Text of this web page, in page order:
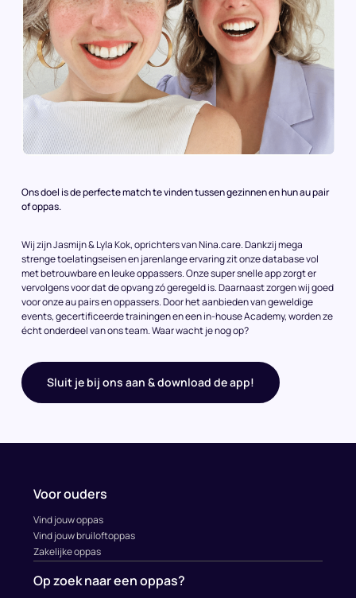
Ons doel is de perfecte match te vinden tussen gezinnen en hun au pair
of oppas.
Wij zijn Jasmijn & Lyla Kok, oprichters van Nina.care. Dankzij mega
strenge toelatingseisen en jarenlange ervaring zit onze database vol
met betrouwbare en leuke oppassers. Onze super snelle app zorgt er
vervolgens voor dat de opvang zó geregeld is. Daarnaast zorgen wij goed
voor onze au pairs en oppassers. Door het aanbieden van geweldige
events, gecertificeerde trainingen en een in-house Academy, worden ze
écht onderdeel van ons team. Waar wacht je nog op?
Sluit je bij ons aan & download de app!
Voor ouders
Vind jouw oppas
Vind jouw bruiloftoppas
Zakelijke oppas
Op zoek naar een oppas?